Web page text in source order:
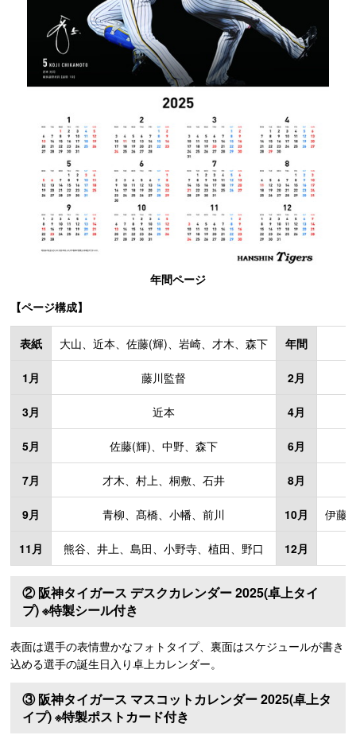
年間ページ
【ページ構成】
表紙 大山、近本、佐藤(輝)、岩崎、才木、森下 年間
1月 藤川監督 2月
3月 近本 4月
5月 佐藤(輝)、中野、森下 6月
7月 才木、村上、桐敷、石井 8月
9月 青柳、髙橋、小幡、前川 10月 伊藤(
11月 熊谷、井上、島田、小野寺、植田、野口 12月
② 阪神タイガース デスクカレンダー 2025(卓上タイ
プ) ※特製シール付き
表面は選手の表情豊かなフォトタイプ、裏面はスケジュールが書き
込める選手の誕生日入り卓上カレンダー。
③ 阪神タイガース マスコットカレンダー 2025(卓上タ
イプ) ※特製ポストカード付き